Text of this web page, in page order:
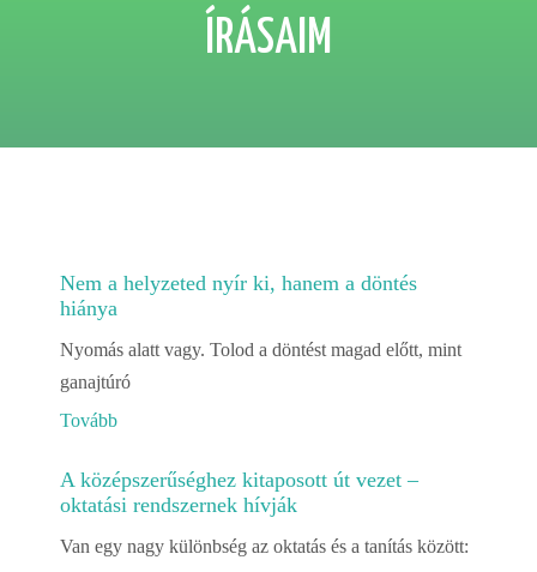
ÍRÁSAIM
Nem a helyzeted nyír ki, hanem a döntés
hiánya
Nyomás alatt vagy. Tolod a döntést magad előtt, mint
ganajtúró
Tovább
A középszerűséghez kitaposott út vezet –
oktatási rendszernek hívják
Van egy nagy különbség az oktatás és a tanítás között: